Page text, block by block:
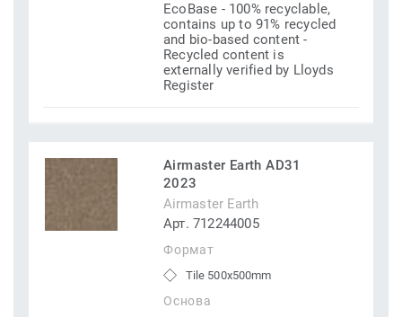
EcoBase - 100% recyclable,
contains up to 91% recycled
and bio-based content -
Recycled content is
externally verified by Lloyds
Register
Airmaster Earth AD31
2023
Airmaster Earth
Арт. 712244005
Формат
Tile 500x500mm
Основа